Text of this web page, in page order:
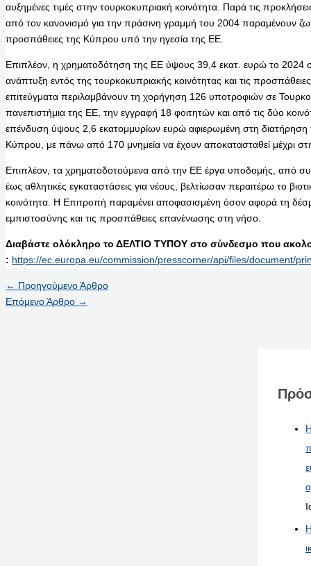
αυξημένες τιμές στην τουρκοκυπριακή κοινότητα. Παρά τις
από τον κανονισμό για την πράσινη γραμμή του 2004 παραμένουν
προσπάθειες της Κύπρου υπό την ηγεσία της ΕΕ.
Επιπλέον, η χρηματοδότηση της ΕΕ ύψους 39,4 εκατ. ευρώ το 2024
ανάπτυξη εντός της τουρκοκυπριακής κοινότητας και τις
επιτεύγματα περιλαμβάνουν τη χορήγηση 126 υποτροφιών σε
πανεπιστήμια της ΕΕ, την εγγραφή 18 φοιτητών και από τις δύο
επένδυση ύψους 2,6 εκατομμυρίων ευρώ αφιερωμένη στη διατήρηση
Κύπρου, με πάνω από 170 μνημεία να έχουν αποκατασταθεί μέχρι
Επιπλέον, τα χρηματοδοτούμενα από την ΕΕ έργα υποδομής, από
έως αθλητικές εγκαταστάσεις για νέους, βελτίωσαν περαιτέρω το
κοινότητα. Η Επιτροπή παραμένει αποφασισμένη όσον αφορά τη
εμπιστοσύνης και τις προσπάθειες επανένωσης στη νήσο.
Διαβάστε ολόκληρο το ΔΕΛΤΙΟ ΤΥΠΟΥ στο σύνδεσμο που
: https://ec.europa.eu/commission/presscorner/api/files/document/
← Προηγούμενο Άρθρο
Επόμενο Άρθρο →